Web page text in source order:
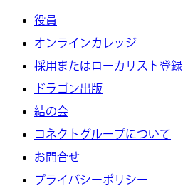
役員
オンラインカレッジ
採用またはローカリスト登録
ドラゴン出版
結の会
コネクトグループについて
お問合せ
プライバシーポリシー